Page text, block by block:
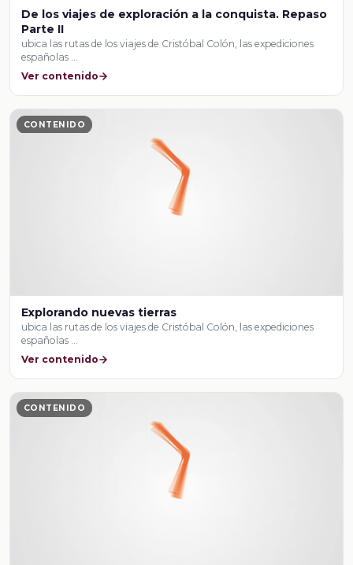
De los viajes de exploración a la conquista. Repaso
Parte II
ubica las rutas de los viajes de Cristóbal Colón, las expediciones
españolas …
Ver contenido
CONTENIDO
Explorando nuevas tierras
ubica las rutas de los viajes de Cristóbal Colón, las expediciones
españolas …
Ver contenido
CONTENIDO